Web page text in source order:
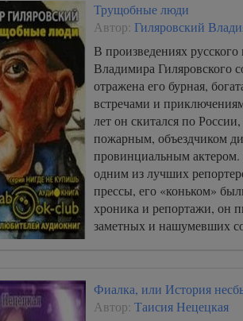
Трущобные люди
Автор: Гиляровский
В произведениях русского
Владимира Гиляровского
отражена его бурная,
встречами и
лет он скитался по
пожарным, объездчиком
провинциальным
одним из лучших
прессы, его «коньком»
хроника и репортажи, он
заметных и нашумевших
Фиалка, или История
Автор: Таисия Нецецкая